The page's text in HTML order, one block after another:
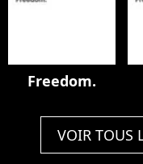
Freedom.
VOIR TOUS